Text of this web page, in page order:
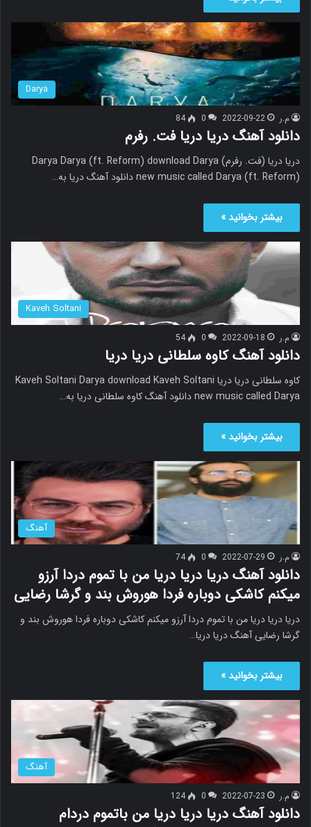
Darya
م.ر 2022-09-22
0
84
دانلود آهنگ دریا دریا فت. رفرم
دریا دریا (فت. رفرم) Darya Darya (ft. Reform) download Darya
new music called Darya (ft. Reform) دانلود آهنگ دریا به…
بیشتر بخوانید »
Kaveh Soltani
م.ر 2022-09-18
0
54
دانلود آهنگ کاوه سلطانی دریا دریا
کاوه سلطانی دریا دریا Kaveh Soltani Darya download Kaveh Soltani
new music called Darya دانلود آهنگ کاوه سلطانی دریا به…
بیشتر بخوانید »
آهنگ
م.ر 2022-07-29
0
74
دانلود آهنگ دریا دریا دریا من با تموم دردا آرزو
میکنم کاشکی دوباره فردا هوروش بند و گرشا رضایی
دریا دریا دریا من با تموم دردا آرزو میکنم کاشکی دوباره فردا هوروش بند و
گرشا رضایی آهنگ دریا دریا…
بیشتر بخوانید »
آهنگ
م.ر 2022-07-23
0
124
دانلود آهنگ دریا دریا دریا من باتموم دردام